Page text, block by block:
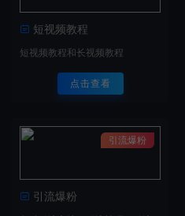
短视频教程
短视频教程和长视频教程
点击查看
引流爆粉
引流爆粉